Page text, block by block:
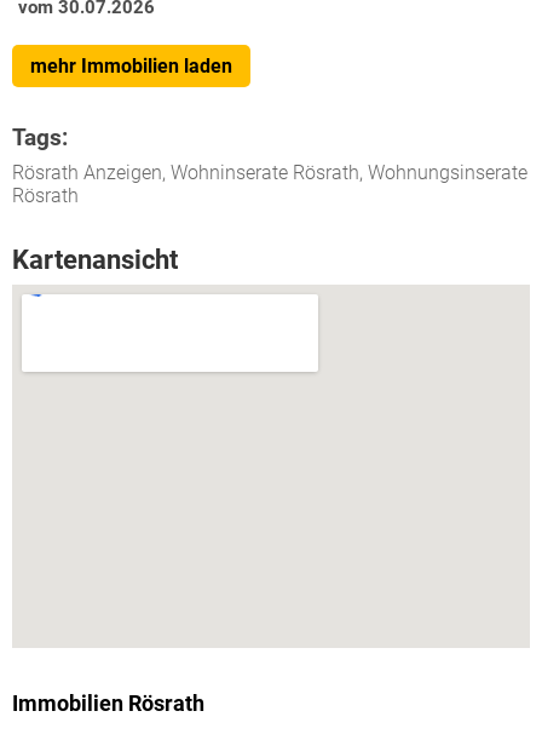
vom 30.07.2026
mehr Immobilien laden
Tags:
Rösrath Anzeigen, Wohninserate Rösrath, Wohnungsinserate
Rösrath
Kartenansicht
Immobilien Rösrath